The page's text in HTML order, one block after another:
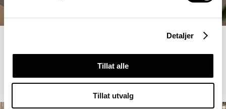
Detaljer
Tillat alle
Tillat utvalg